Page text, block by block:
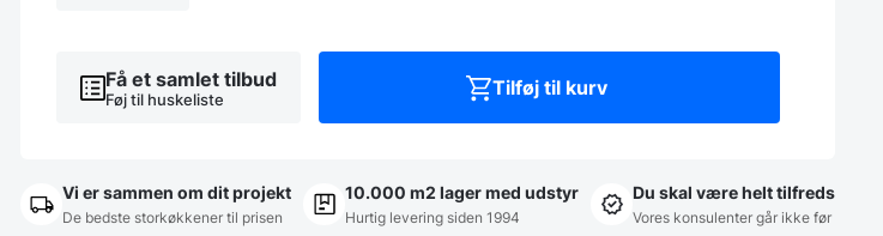
pizzaovn
Zanolli
med
30Øudv.
Få et samlet tilbud
Føj til huskeliste Tilføj til kurv
Vi er sammen om dit projekt
De bedste storkøkkener til prisen
10.000 m2 lager med udstyr
Hurtig levering siden 1994
Du skal være helt tilfreds
Vores konsulenter går ikke før